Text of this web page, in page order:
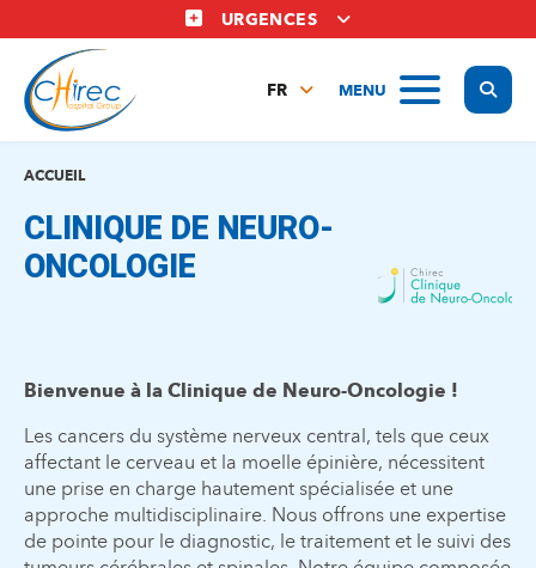
au
contenu
principal
URGENCES
MENU
FR
ACCUEIL
CLINIQUE DE NEURO-
ONCOLOGIE
Bienvenue à la Clinique de Neuro-Oncologie !
Les cancers du système nerveux central, tels que ceux
affectant le cerveau et la moelle épinière, nécessitent
une prise en charge hautement spécialisée et une
approche multidisciplinaire. Nous offrons une expertise
de pointe pour le diagnostic, le traitement et le suivi des